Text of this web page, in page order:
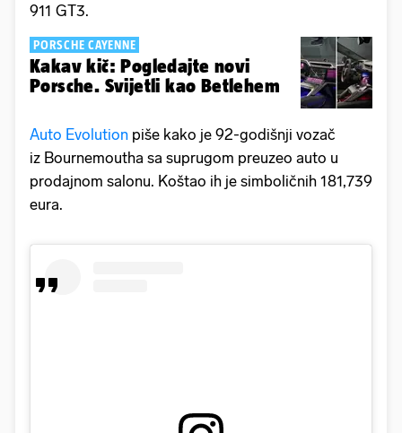
911 GT3.
PORSCHE CAYENNE
Kakav kič: Pogledajte novi
Porsche. Svijetli kao Betlehem
Auto Evolution piše kako je 92-godišnji vozač
iz Bournemoutha sa suprugom preuzeo auto u
prodajnom salonu. Koštao ih je simboličnih 181,739
eura.